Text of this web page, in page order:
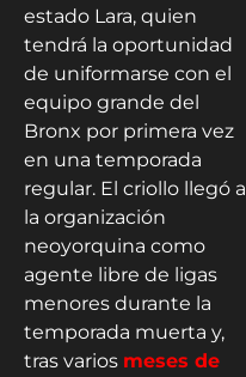
estado Lara, quien
tendrá la oportunidad
de uniformarse con el
equipo grande del
Bronx por primera vez
en una temporada
regular. El criollo llegó a
la organización
neoyorquina como
agente libre de ligas
menores durante la
temporada muerta y,
tras varios meses de